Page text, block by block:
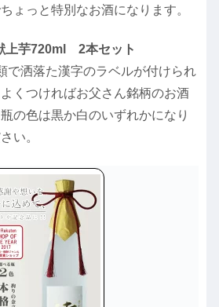
ょっと特別なお酒になります。
上芋720ml 2本セット
で洒落た漢字のラベルが付けられ
くつければお父さん銘柄のお酒
の色は黒か白のいずれかになり
い。